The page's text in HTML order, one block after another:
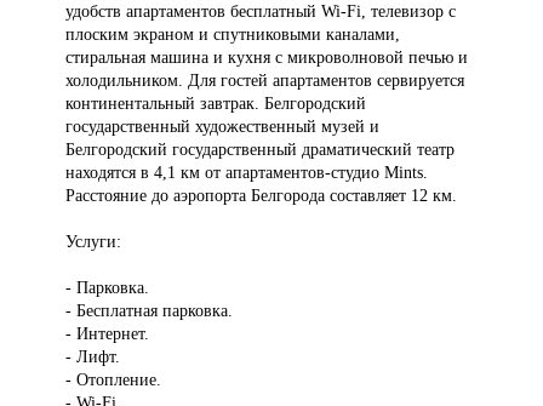
удобств апартаментов бесплатный Wi-Fi, телевизор с
плоским экраном и спутниковыми каналами,
стиральная машина и кухня с микроволновой печью и
холодильником. Для гостей апартаментов сервируется
континентальный завтрак. Белгородский
государственный художественный музей и
Белгородский государственный драматический театр
находятся в 4,1 км от апартаментов-студио Mints.
Расстояние до аэропорта Белгорода составляет 12 км.
Услуги:
- Парковка.
- Бесплатная парковка.
- Интернет.
- Лифт.
- Отопление.